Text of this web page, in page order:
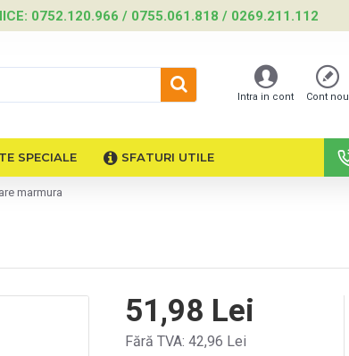
0752.120.966 / 0755.061.818 / 0269.211.112
Intra in cont Cont nou
SPECIALE SFATURI UTILE
marmura
51,98 Lei
Fără TVA: 42,96 Lei